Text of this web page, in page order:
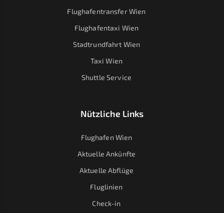
Flughafentransfer Wien
Flughafentaxi Wien
Stadtrundfahrt Wien
Taxi Wien
Shuttle Service
Nützliche Links
Flughafen Wien
Aktuelle Ankünfte
Aktuelle Abflüge
Fluglinien
Check-in